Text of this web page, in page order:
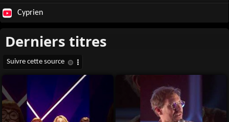
Cyprien